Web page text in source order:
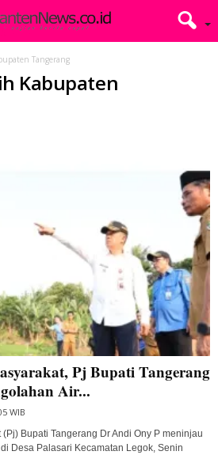
Tangerang
Kabupaten
Pj Bupati Tangerang
Air...
WIB
Bupati Tangerang Dr Andi Ony P meninjau
Desa Palasari Kecamatan Legok, Senin